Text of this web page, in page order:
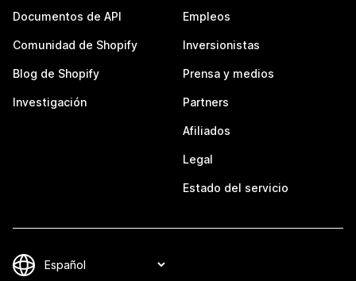
Documentos de API
Comunidad de Shopify
Blog de Shopify
Investigación
Empleos
Inversionistas
Prensa y medios
Partners
Afiliados
Legal
Estado del servicio